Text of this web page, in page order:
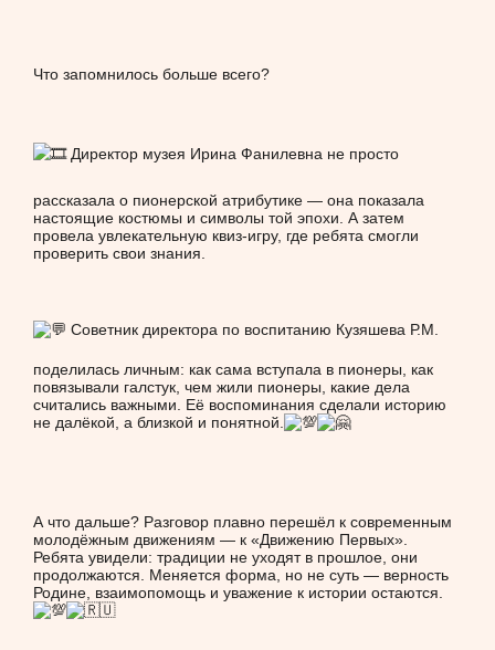
Что запомнилось больше всего?
Директор музея Ирина Фанилевна не просто
рассказала о пионерской атрибутике — она показала
настоящие костюмы и символы той эпохи. А затем
провела увлекательную квиз-игру, где ребята смогли
проверить свои знания.
Советник директора по воспитанию Кузяшева Р.М.
поделилась личным: как сама вступала в пионеры, как
повязывали галстук, чем жили пионеры, какие дела
считались важными. Её воспоминания сделали историю
не далёкой, а близкой и понятной.
А что дальше? Разговор плавно перешёл к современным
молодёжным движениям — к «Движению Первых».
Ребята увидели: традиции не уходят в прошлое, они
продолжаются. Меняется форма, но не суть — верность
Родине, взаимопомощь и уважение к истории остаются.